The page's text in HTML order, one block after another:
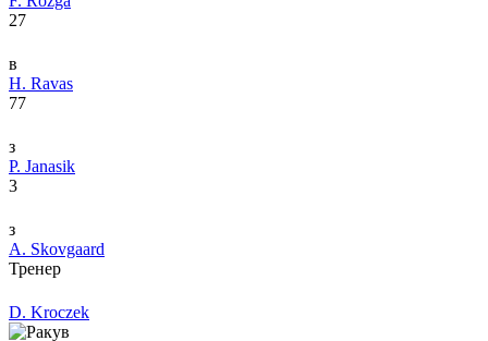
27
в
H. Ravas
77
з
P. Janasik
3
з
A. Skovgaard
Тренер
D. Kroczek